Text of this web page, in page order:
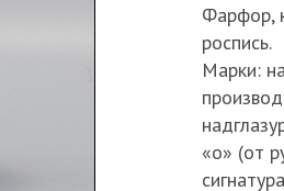
Фарфор,
роспись.
Марки:
«о» (от